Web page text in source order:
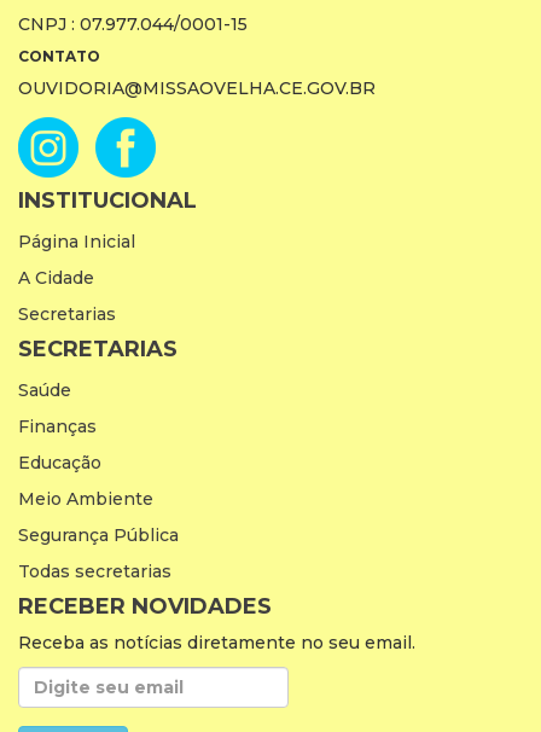
CNPJ : 07.977.044/0001-15
CONTATO
OUVIDORIA@MISSAOVELHA.CE.GOV.BR
INSTITUCIONAL
Página Inicial
A Cidade
Secretarias
SECRETARIAS
Saúde
Finanças
Educação
Meio Ambiente
Segurança Pública
Todas secretarias
RECEBER NOVIDADES
Receba as notícias diretamente no seu email.